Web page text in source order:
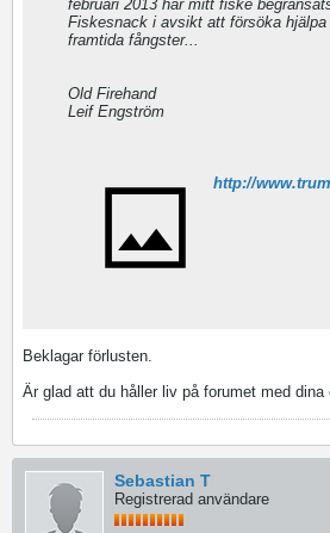
februari 2013 har mitt fiske
Fiskesnack i avsikt att försöka
framtida fångster...
Old Firehand
Leif Engström
Beklagar förlusten.
Är glad att du håller liv på forumet med dina
Sebastian T
Registrerad användare